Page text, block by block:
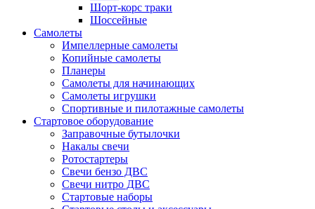
Шорт-корс траки
Шоссейные
Самолеты
Импеллерные самолеты
Копийные самолеты
Планеры
Самолеты для начинающих
Самолеты игрушки
Спортивные и пилотажные самолеты
Стартовое оборудование
Заправочные бутылочки
Накалы свечи
Ротостартеры
Свечи бензо ДВС
Свечи нитро ДВС
Стартовые наборы